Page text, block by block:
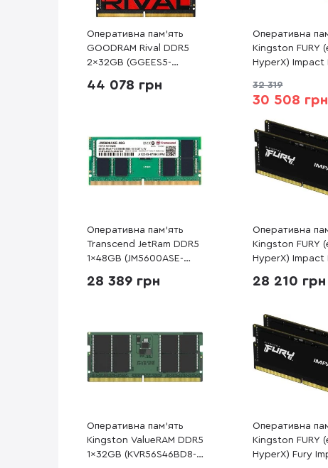
Оперативна пам’ять
GOODRAM Rival DDR5
2x32GB (GGEES5-
44 078 грн
Оперативна
Kingston FURY
HyperX) Impact
32)
32 319
30 508 грн
Оперативна пам’ять
Transcend JetRam DDR5
1x48GB (JM5600ASE-
28 389 грн
Оперативна
Kingston FURY
HyperX) Impact
(KF560S38IBK2-
28 210 грн
Оперативна пам’ять
Kingston ValueRAM DDR5
1x32GB (KVR56S46BD8-
Оперативна
Kingston FURY
HyperX) Fury